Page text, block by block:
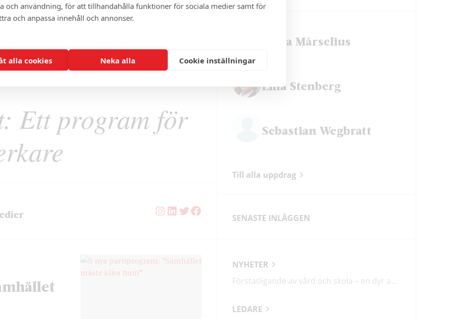
och användning, för att tillhandahålla funktioner för sociala medier samt för
och anpassa innehåll och annonser.
alla cookies Neka alla Cookie inställningar
Ett program för
Instagram
LinkedIn
Twitter
Facebook
Petra Mårselius
Lina Stenberg
Sebastian Wegbratt
Till alla uppdrag
SENASTE INLÄGGEN
NYHETER
Förstatligande av vård och skola – en dyr affär med osäkert utfall
LEDARE